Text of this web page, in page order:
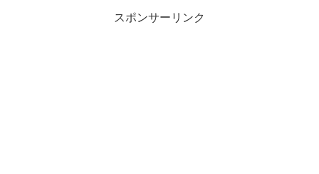
スポンサーリンク